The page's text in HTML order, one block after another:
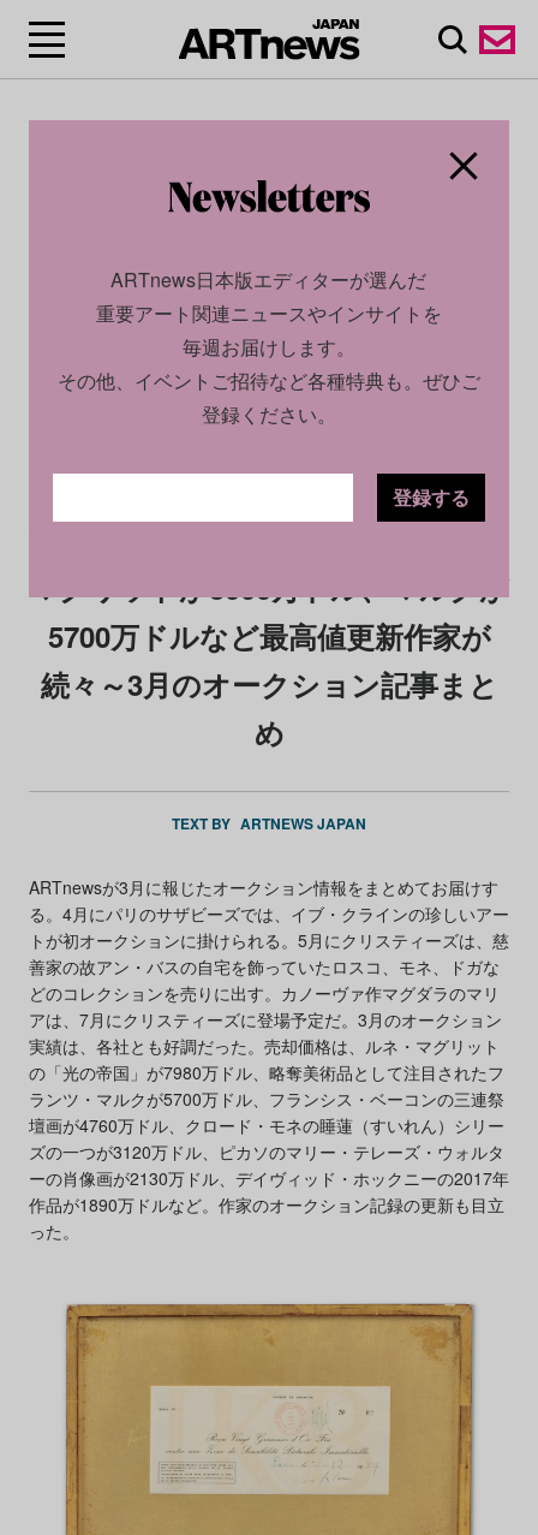
2022.04.04
マグリットが8000万ドル、マルクが
5700万ドルなど最高値更新作家が
続々～3月のオークション記事まと
め
TEXT BY ARTNEWS JAPAN
ARTnewsが3月に報じたオークション情報をまとめてお届けす
る。4月にパリのサザビーズでは、イブ・クラインの珍しいアー
トが初オークションに掛けられる。5月にクリスティーズは、慈
善家の故アン・バスの自宅を飾っていたロスコ、モネ、ドガな
どのコレクションを売りに出す。カノーヴァ作マグダラのマリ
アは、7月にクリスティーズに登場予定だ。3月のオークション
実績は、各社とも好調だった。売却価格は、ルネ・マグリット
の「光の帝国」が7980万ドル、略奪美術品として注目されたフ
ランツ・マルクが5700万ドル、フランシス・ベーコンの三連祭
壇画が4760万ドル、クロード・モネの睡蓮（すいれん）シリー
ズの一つが3120万ドル、ピカソのマリー・テレーズ・ウォルタ
ーの肖像画が2130万ドル、デイヴィッド・ホックニーの2017年
作品が1890万ドルなど。作家のオークション記録の更新も目立
った。
ARTnews日本版エディターが選んだ
重要アート関連ニュースやインサイトを
毎週お届けします。
その他、イベントご招待など各種特典も。ぜひご
登録ください。
登録する